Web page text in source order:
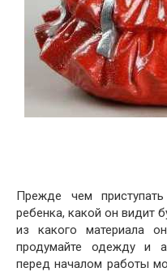
Прежде чем
ребенка, какой он видит
из какого материала
продумайте одежду и
перед началом работы